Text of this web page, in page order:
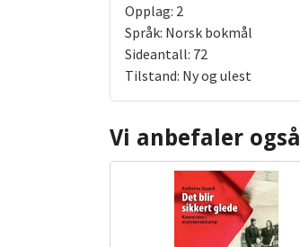
Opplag: 2
Språk: Norsk bokmål
Sideantall: 72
Tilstand: Ny og ulest
Vi anbefaler også